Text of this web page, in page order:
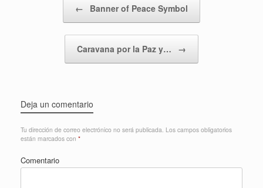
← Banner of Peace Symbol
Caravana por la Paz y… →
Deja un comentario
Tu dirección de correo electrónico no será publicada. Los campos obligatorios
están marcados con *
Comentario